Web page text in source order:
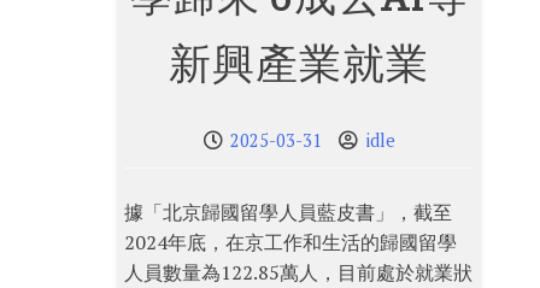
新興產業就業
2025-03-31 idle
據「北京歸國留學人員藍皮書」，截至
2024年底，在京工作和生活的歸國留學
人員數量為122.85萬人，目前處於就業狀